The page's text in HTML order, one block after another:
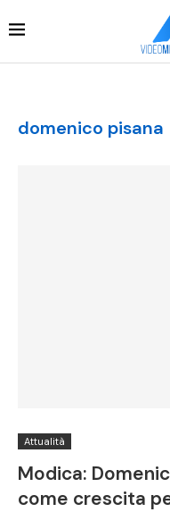
domenico pisana
Attualità
Modica:
come crescita